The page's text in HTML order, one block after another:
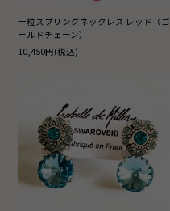
一粒スプリングネックレス レッド（ゴ
ールドチェーン）
10,450円(税込)